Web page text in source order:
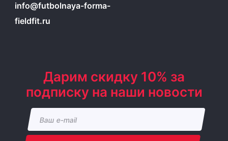
info@futbolnaya-forma-
fieldfit.ru
Дарим скидку 10% за
подписку на наши новости